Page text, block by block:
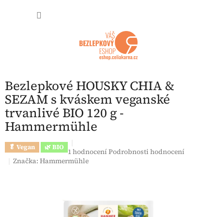
Bezlepkové HOUSKY CHIA &
SEZAM s kváskem veganské
trvanlivé BIO 120 g -
Hammermühle
🥬 Vegan 🌿 BIO Průměrné hodnocení produktu je 5,0 z 5
1 hodnocení Podrobnosti hodnocení
Značka:Hammermühle